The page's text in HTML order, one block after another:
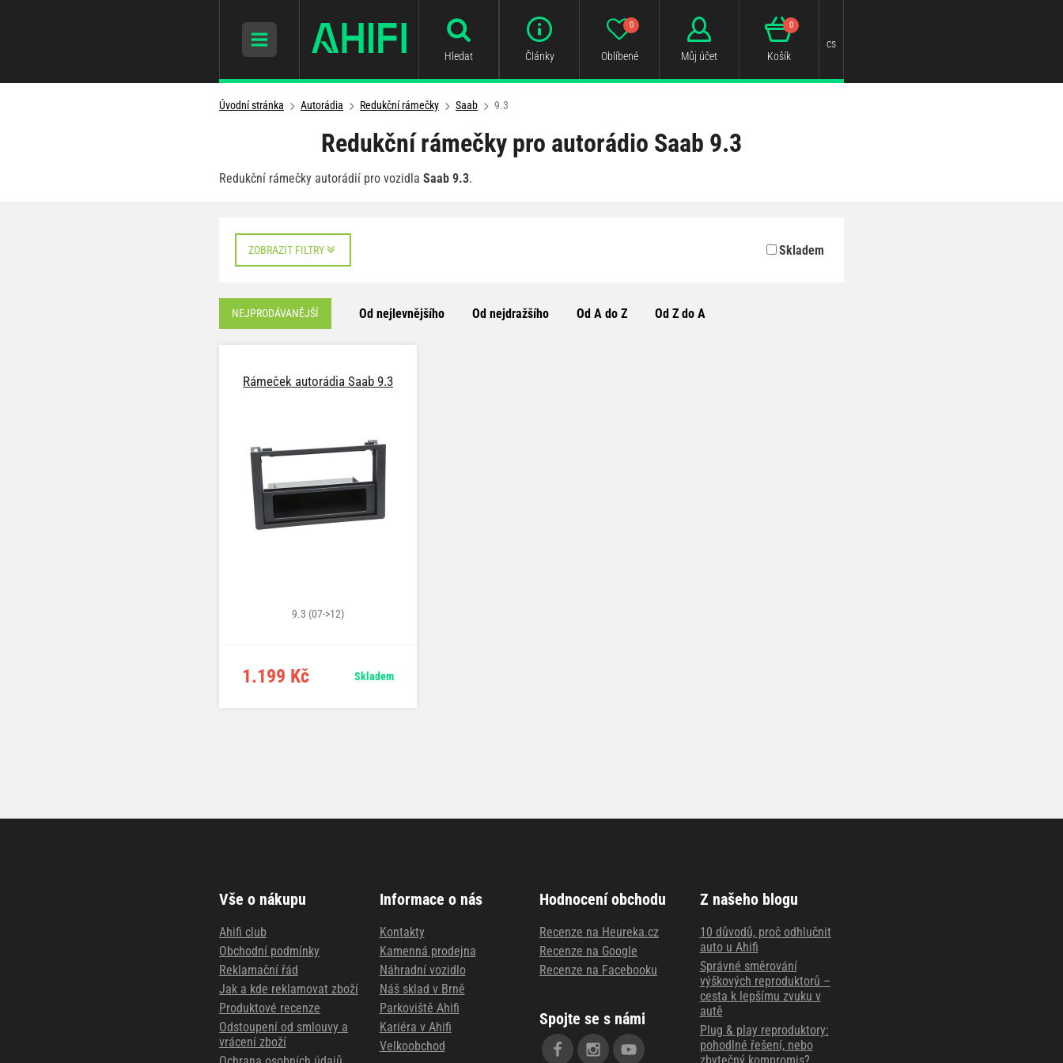
Hledat Články Oblíbené
0
Můj účet Košík
0
cs
Úvodní stránka Autorádia Redukční rámečky Saab 9.3
Redukční rámečky pro autorádio Saab 9.3
Redukční rámečky autorádií pro vozidla Saab 9.3.
ZOBRAZIT FILTRY Skladem
NEJPRODÁVANĚJŠÍ Od nejlevnějšího Od nejdražšího Od A do Z Od Z do A
Rámeček autorádia Saab 9.3
9.3 (07->12)
1.199 Kč Skladem
Vše o nákupu
Ahifi club
Obchodní podmínky
Reklamační řád
Jak a kde reklamovat zboží
Produktové recenze
Odstoupení od smlouvy a
vrácení zboží
Informace o nás
Kontakty
Kamenná prodejna
Náhradní vozidlo
Náš sklad v Brně
Parkoviště Ahifi
Kariéra v Ahifi
Velkoobchod
Hodnocení obchodu
Recenze na Heureka.cz
Recenze na Google
Recenze na Facebooku
Spojte se s námi
Z našeho blogu
10 důvodů, proč odhlučnit
auto u Ahifi
Správné směrování
výškových reproduktorů –
cesta k lepšímu zvuku v
autě
Plug & play reproduktory:
pohodlné řešení, nebo
zbytečný kompromis?